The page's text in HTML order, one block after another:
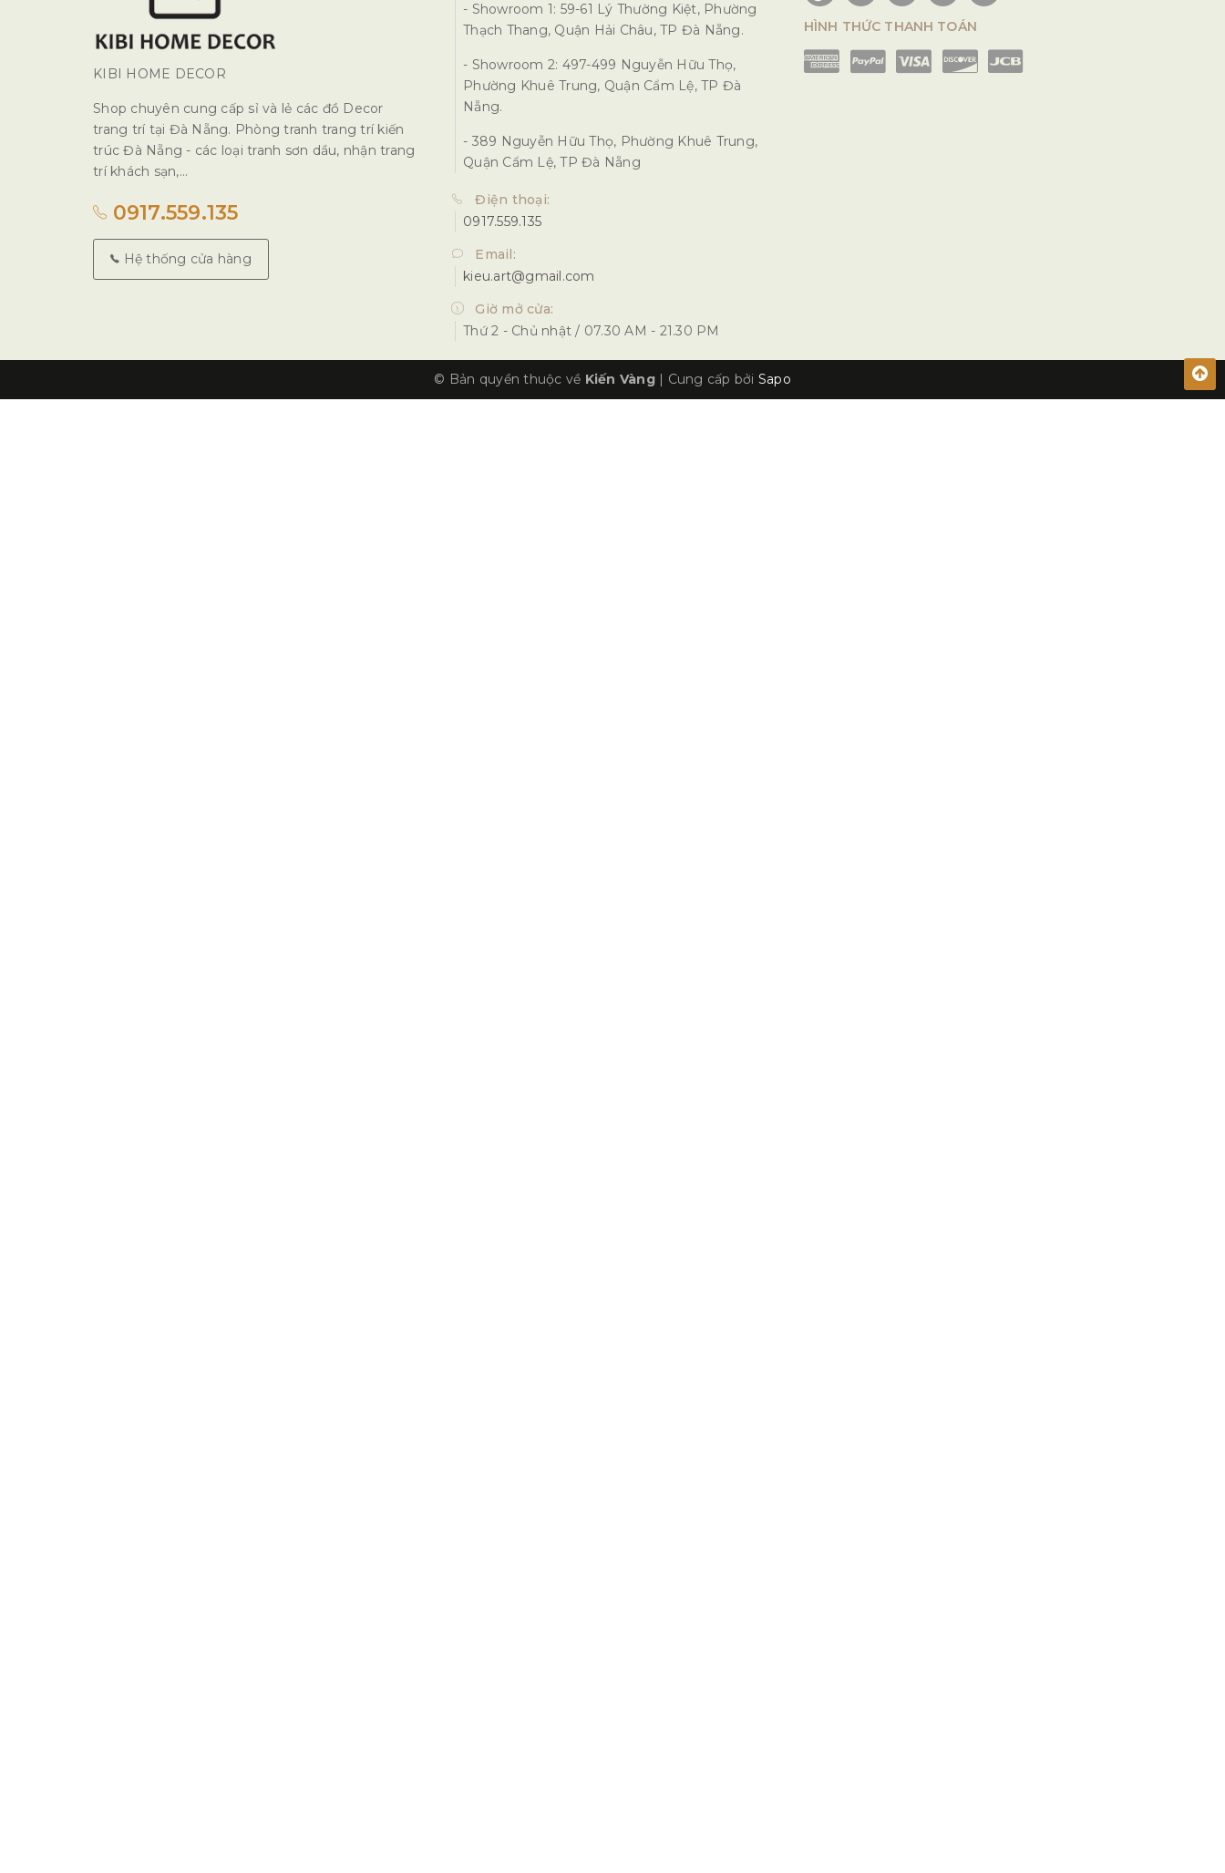
KIBI HOME DECOR
Shop chuyên cung cấp sỉ và lẻ các đồ Decor
trang trí tại Đà Nẵng. Phòng tranh trang trí kiến
trúc Đà Nẵng - các loại tranh sơn dầu, nhận trang
trí khách sạn,...
0917.559.135
Hệ thống cửa hàng
- Showroom 1: 59-61 Lý Thường Kiệt, Phường
Thạch Thang, Quận Hải Châu, TP Đà Nẵng.
- Showroom 2: 497-499 Nguyễn Hữu Thọ,
Phường Khuê Trung, Quận Cẩm Lệ, TP Đà
Nẵng.
- 389 Nguyễn Hữu Thọ, Phường Khuê Trung,
Quận Cẩm Lệ, TP Đà Nẵng
Điện thoại:
0917.559.135
Email:
kieu.art@gmail.com
Giờ mở cửa:
Thứ 2 - Chủ nhật / 07.30 AM - 21.30 PM
HÌNH THỨC THANH TOÁN
© Bản quyền thuộc về Kiến Vàng | Cung cấp bởi Sapo